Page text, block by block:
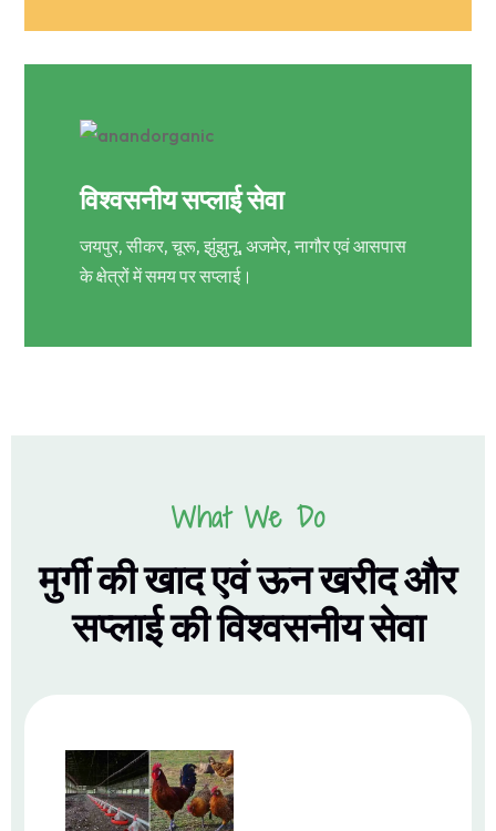
विश्वसनीय सप्लाई सेवा
जयपुर, सीकर, चूरू, झुंझुनू, अजमेर, नागौर एवं आसपास
के क्षेत्रों में समय पर सप्लाई।
What We Do
मुर्गी की खाद एवं ऊन खरीद और
सप्लाई की विश्वसनीय सेवा